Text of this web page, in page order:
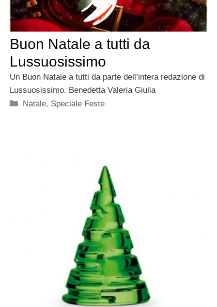
Buon Natale a tutti da
Lussuosissimo
Un Buon Natale a tutti da parte dell’intera redazione di
Lussuosissimo. Benedetta Valeria Giulia
Categorie
Natale, Speciale Feste